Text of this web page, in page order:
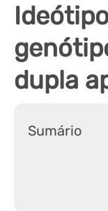
dupla
Sumário